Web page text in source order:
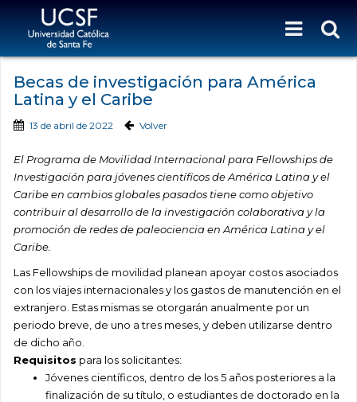
Becas de investigación para América
Latina y el Caribe
13 de abril de 2022 Volver
El Programa de Movilidad Internacional para Fellowships de
Investigación para jóvenes científicos de América Latina y el
Caribe en cambios globales pasados tiene como objetivo
contribuir al desarrollo de la investigación colaborativa y la
promoción de redes de paleociencia en América Latina y el
Caribe.
Las Fellowships de movilidad planean apoyar costos asociados
con los viajes internacionales y los gastos de manutención en el
extranjero. Estas mismas se otorgarán anualmente por un
periodo breve, de uno a tres meses, y deben utilizarse dentro
de dicho año.
Requisitos para los solicitantes:
Jóvenes científicos, dentro de los 5 años posteriores a la
finalización de su título, o estudiantes de doctorado en la